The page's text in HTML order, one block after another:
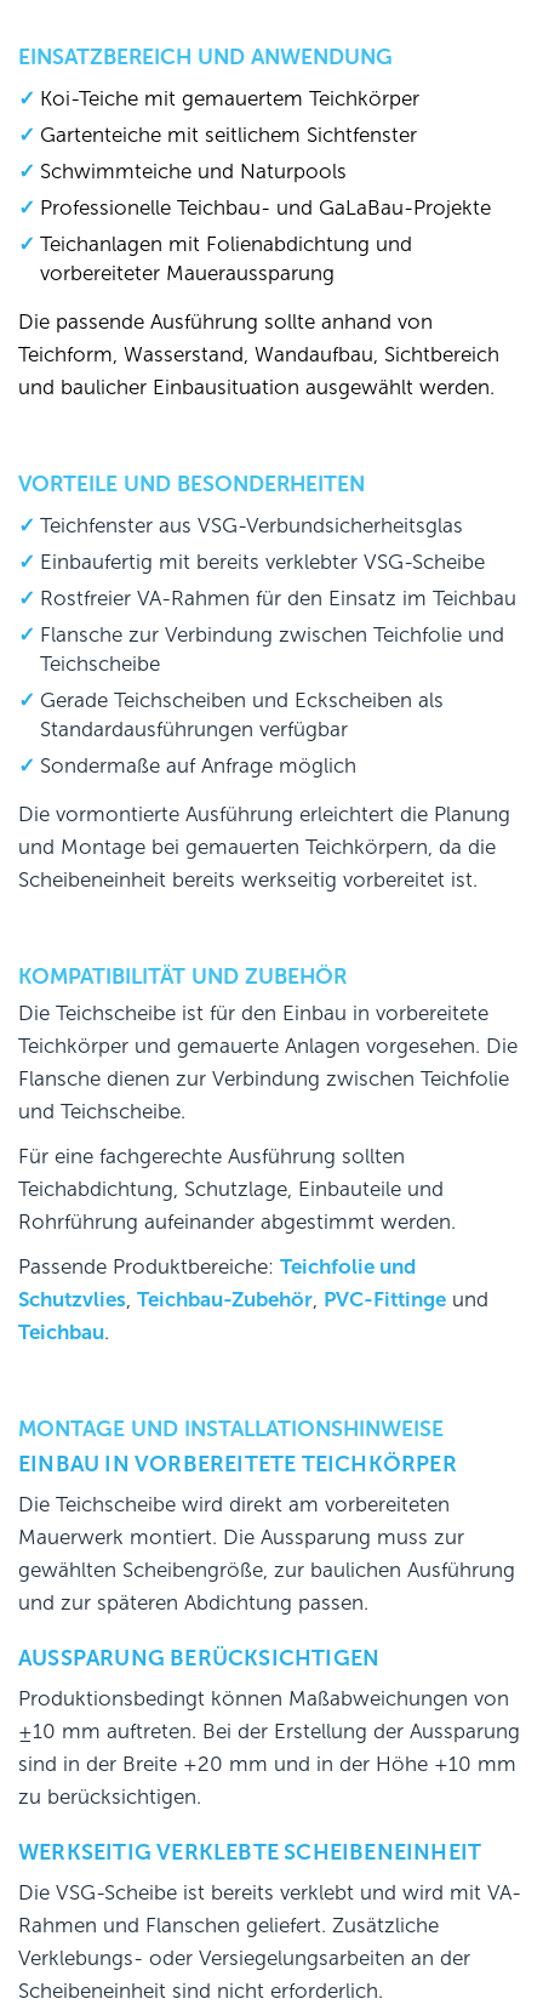
EINSATZBEREICH UND ANWENDUNG
Koi-Teiche mit gemauertem Teichkörper
Gartenteiche mit seitlichem Sichtfenster
Schwimmteiche und Naturpools
Professionelle Teichbau- und GaLaBau-Projekte
Teichanlagen mit Folienabdichtung und
vorbereiteter Maueraussparung
Die passende Ausführung sollte anhand von
Teichform, Wasserstand, Wandaufbau, Sichtbereich
und baulicher Einbausituation ausgewählt werden.
VORTEILE UND BESONDERHEITEN
Teichfenster aus VSG-Verbundsicherheitsglas
Einbaufertig mit bereits verklebter VSG-Scheibe
Rostfreier VA-Rahmen für den Einsatz im Teichbau
Flansche zur Verbindung zwischen Teichfolie und
Teichscheibe
Gerade Teichscheiben und Eckscheiben als
Standardausführungen verfügbar
Sondermaße auf Anfrage möglich
Die vormontierte Ausführung erleichtert die Planung
und Montage bei gemauerten Teichkörpern, da die
Scheibeneinheit bereits werkseitig vorbereitet ist.
KOMPATIBILITÄT UND ZUBEHÖR
Die Teichscheibe ist für den Einbau in vorbereitete
Teichkörper und gemauerte Anlagen vorgesehen. Die
Flansche dienen zur Verbindung zwischen Teichfolie
und Teichscheibe.
Für eine fachgerechte Ausführung sollten
Teichabdichtung, Schutzlage, Einbauteile und
Rohrführung aufeinander abgestimmt werden.
Passende Produktbereiche: Teichfolie und
Schutzvlies, Teichbau-Zubehör, PVC-Fittinge und
Teichbau.
MONTAGE UND INSTALLATIONSHINWEISE
EINBAU IN VORBEREITETE TEICHKÖRPER
Die Teichscheibe wird direkt am vorbereiteten
Mauerwerk montiert. Die Aussparung muss zur
gewählten Scheibengröße, zur baulichen Ausführung
und zur späteren Abdichtung passen.
AUSSPARUNG BERÜCKSICHTIGEN
Produktionsbedingt können Maßabweichungen von
±10 mm auftreten. Bei der Erstellung der Aussparung
sind in der Breite +20 mm und in der Höhe +10 mm
zu berücksichtigen.
WERKSEITIG VERKLEBTE SCHEIBENEINHEIT
Die VSG-Scheibe ist bereits verklebt und wird mit VA-
Rahmen und Flanschen geliefert. Zusätzliche
Verklebungs- oder Versiegelungsarbeiten an der
Scheibeneinheit sind nicht erforderlich.